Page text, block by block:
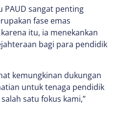
PAUD sangat penting
fase emas
itu, ia menekankan
bagi para pendidik
kemungkinan dukungan
untuk tenaga pendidik
satu fokus kami,”